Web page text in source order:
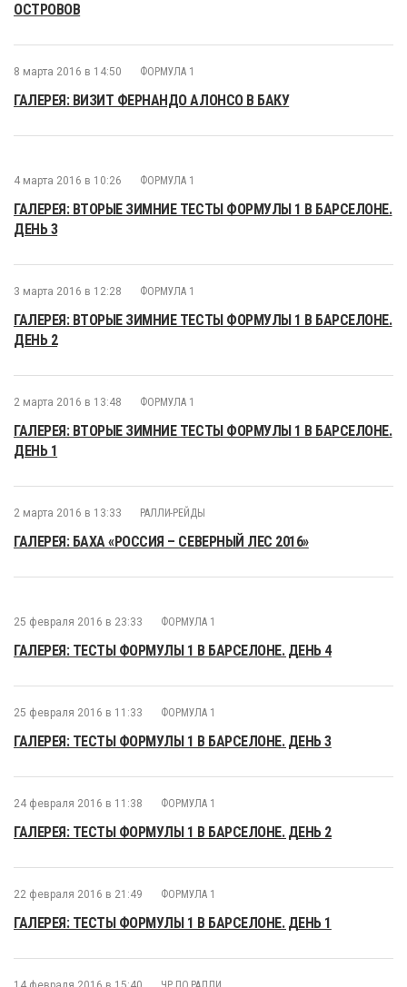
ОСТРОВОВ
8 марта 2016 в 14:50 ФОРМУЛА 1
ГАЛЕРЕЯ: ВИЗИТ ФЕРНАНДО АЛОНСО В БАКУ
4 марта 2016 в 10:26 ФОРМУЛА 1
ГАЛЕРЕЯ: ВТОРЫЕ ЗИМНИЕ ТЕСТЫ ФОРМУЛЫ 1 В БАРСЕЛОНЕ.
ДЕНЬ 3
3 марта 2016 в 12:28 ФОРМУЛА 1
ГАЛЕРЕЯ: ВТОРЫЕ ЗИМНИЕ ТЕСТЫ ФОРМУЛЫ 1 В БАРСЕЛОНЕ.
ДЕНЬ 2
2 марта 2016 в 13:48 ФОРМУЛА 1
ГАЛЕРЕЯ: ВТОРЫЕ ЗИМНИЕ ТЕСТЫ ФОРМУЛЫ 1 В БАРСЕЛОНЕ.
ДЕНЬ 1
2 марта 2016 в 13:33 РАЛЛИ-РЕЙДЫ
ГАЛЕРЕЯ: БАХА «РОССИЯ – СЕВЕРНЫЙ ЛЕС 2016»
25 февраля 2016 в 23:33 ФОРМУЛА 1
ГАЛЕРЕЯ: ТЕСТЫ ФОРМУЛЫ 1 В БАРСЕЛОНЕ. ДЕНЬ 4
25 февраля 2016 в 11:33 ФОРМУЛА 1
ГАЛЕРЕЯ: ТЕСТЫ ФОРМУЛЫ 1 В БАРСЕЛОНЕ. ДЕНЬ 3
24 февраля 2016 в 11:38 ФОРМУЛА 1
ГАЛЕРЕЯ: ТЕСТЫ ФОРМУЛЫ 1 В БАРСЕЛОНЕ. ДЕНЬ 2
22 февраля 2016 в 21:49 ФОРМУЛА 1
ГАЛЕРЕЯ: ТЕСТЫ ФОРМУЛЫ 1 В БАРСЕЛОНЕ. ДЕНЬ 1